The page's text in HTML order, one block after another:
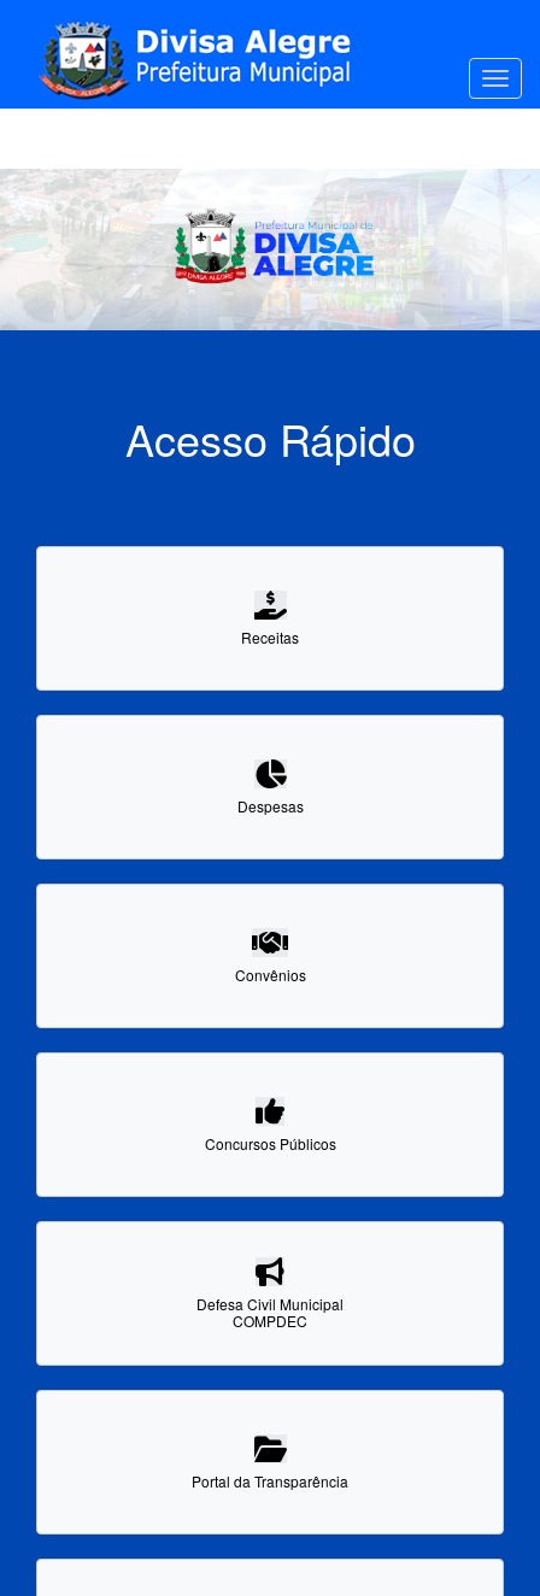
Acesso Rápido
Receitas
Despesas
Convênios
Concursos Públicos
Defesa Civil Municipal
COMPDEC
Portal da Transparência